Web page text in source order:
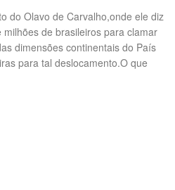
do Olavo de Carvalho,onde ele diz
de brasileiros para clamar
dimensões continentais do País
para tal deslocamento.O que